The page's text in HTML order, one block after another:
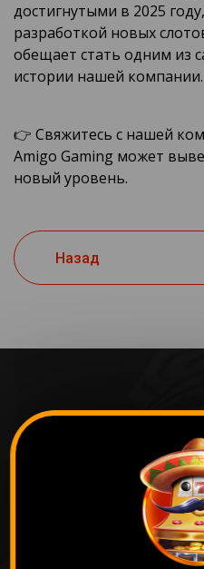
достигнутыми в 2025
разработкой новых
обещает стать одним из
истории нашей компании.
👉 Свяжитесь с нашей
Amigo Gaming может
новый уровень.
Назад
Самые